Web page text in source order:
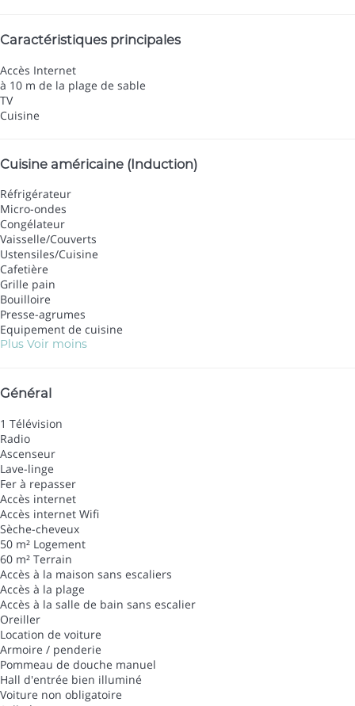
Caractéristiques principales
Accès Internet
à 10 m de la plage de sable
TV
Cuisine
Cuisine américaine (Induction)
Réfrigérateur
Micro-ondes
Congélateur
Vaisselle/Couverts
Ustensiles/Cuisine
Cafetière
Grille pain
Bouilloire
Presse-agrumes
Equipement de cuisine
Plus Voir moins
Général
1 Télévision
Radio
Ascenseur
Lave-linge
Fer à repasser
Accès internet
Accès internet Wifi
Sèche-cheveux
50 m² Logement
60 m² Terrain
Accès à la maison sans escaliers
Accès à la plage
Accès à la salle de bain sans escalier
Oreiller
Location de voiture
Armoire / penderie
Pommeau de douche manuel
Hall d'entrée bien illuminé
Voiture non obligatoire